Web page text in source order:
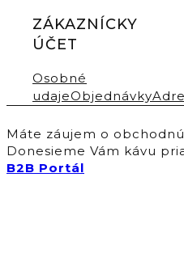
ZÁKAZNÍCKY
ÚČET
Osobné
udajeObjednávky
Máte záujem o
Donesieme Vám kávu
B2B Portál